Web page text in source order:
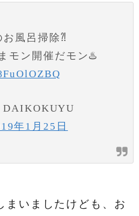
お風呂掃除⁈
モン開催だモン♨️
年1月25日
まいましたけども、お